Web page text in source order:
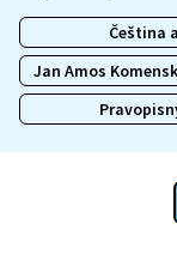
Čeština
Jan Amos